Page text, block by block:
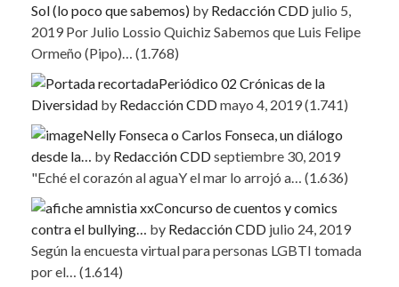
Sol (lo poco que sabemos) by Redacción CDD julio 5,
2019 Por Julio Lossio Quichiz Sabemos que Luis Felipe
Ormeño (Pipo)…
(1.768)
Periódico 02 Crónicas de la
Diversidad by Redacción CDDmayo 4, 2019(1.741)
Nelly Fonseca o Carlos Fonseca, un diálogo
desde la…
by Redacción CDDseptiembre 30, 2019
"Eché el corazón al aguaY el mar lo arrojó a…
(1.636)
Concurso de cuentos y comics
contra el bullying…
by Redacción CDD julio 24, 2019
Según la encuesta virtual para personas LGBTI tomada
por el…
(1.614)